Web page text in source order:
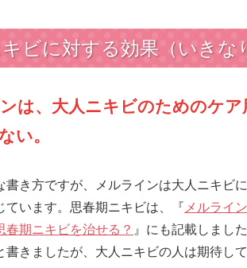
ビに対する効果（いきな
は、大人ニキビのためのケア
い。
書き方ですが、メルラインは大人ニキビ
ています。思春期ニキビは、『 メルライ
春期ニキビを治せる？ 』にも記載しまし
書きましたが、大人ニキビの人は期待し